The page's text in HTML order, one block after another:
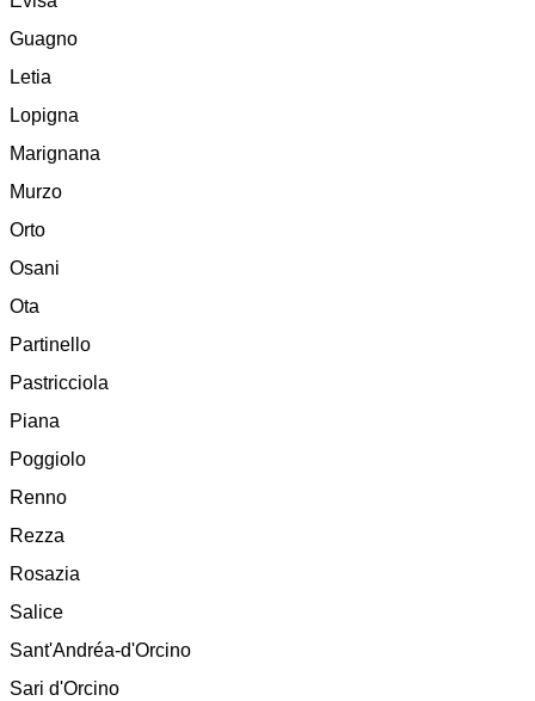
Guagno
Letia
Lopigna
Marignana
Murzo
Orto
Osani
Ota
Partinello
Pastricciola
Piana
Poggiolo
Renno
Rezza
Rosazia
Salice
Sant'Andréa-d'Orcino
Sari d'Orcino